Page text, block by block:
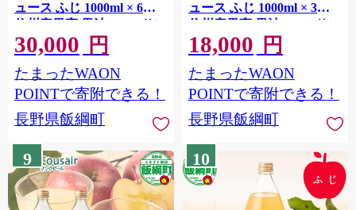
ュース ふじ 1000ml × 6本
信州産果実 果汁100% サン
クゼール 飲料 果汁飲料 り
んご リンゴ 林檎 ジュース
信州 長野県 飯綱町 [2132]
30,000 円
たまったWAON
POINTで寄附できる！
長野県飯綱町
ュース ふじ 1000ml × 3本
信州産果実 果汁100% サン
クゼール 沖縄県への配送
不可 飲料 果汁飲料 りんご
リンゴ 林檎 ジュース 信州
長野県 飯綱町 [2131]
18,000 円
たまったWAON
POINTで寄附できる！
長野県飯綱町
9 10